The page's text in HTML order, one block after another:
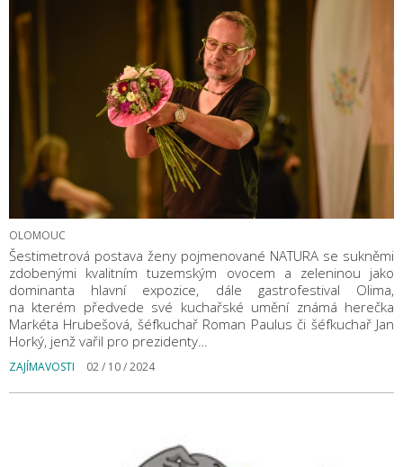
OLOMOUC
Šestimetrová postava ženy pojmenované NATURA se sukněmi
zdobenými kvalitním tuzemským ovocem a zeleninou jako
dominanta hlavní expozice, dále gastrofestival Olima,
na kterém předvede své kuchařské umění známá herečka
Markéta Hrubešová, šéfkuchař Roman Paulus či šéfkuchař Jan
Horký, jenž vařil pro prezidenty…
ZAJÍMAVOSTI 02 / 10 / 2024